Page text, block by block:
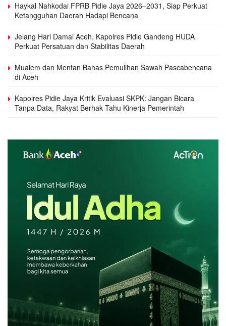
Haykal Nahkodai FPRB Pidie Jaya 2026–2031, Siap Perkuat
Ketangguhan Daerah Hadapi Bencana
Jelang Hari Damai Aceh, Kapolres Pidie Gandeng HUDA
Perkuat Persatuan dan Stabilitas Daerah
Mualem dan Mentan Bahas Pemulihan Sawah Pascabencana
di Aceh
Kapolres Pidie Jaya Kritik Evaluasi SKPK: Jangan Bicara
Tanpa Data, Rakyat Berhak Tahu Kinerja Pemerintah